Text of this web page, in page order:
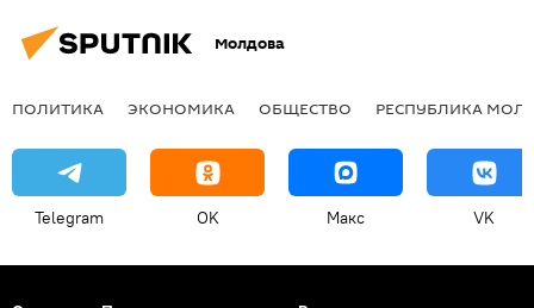
Молдова
ПОЛИТИКА ЭКОНОМИКА ОБЩЕСТВО РЕСПУБЛИКА
Telegram OK Макс VK